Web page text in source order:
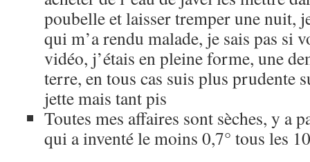
poubelle et laisser tremper une nuit,
qui m’a rendu malade, je sais pas si
vidéo, j’étais en pleine forme, une
terre, en tous cas suis plus prudente
jette mais tant pis
Toutes mes affaires sont sèches, y a
qui a inventé le moins 0,7° tous les